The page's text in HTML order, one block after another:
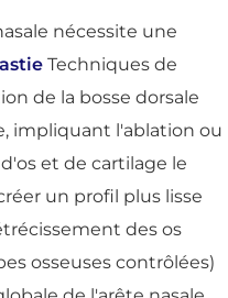
nécessite une
Techniques de
de la bosse dorsale
impliquant l'ablation ou
et de cartilage le
un profil plus lisse
des os
osseuses contrôlées)